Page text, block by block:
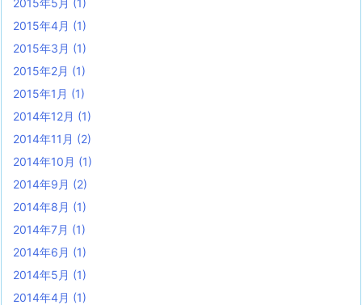
2015年5月 (1)
2015年4月 (1)
2015年3月 (1)
2015年2月 (1)
2015年1月 (1)
2014年12月 (1)
2014年11月 (2)
2014年10月 (1)
2014年9月 (2)
2014年8月 (1)
2014年7月 (1)
2014年6月 (1)
2014年5月 (1)
2014年4月 (1)